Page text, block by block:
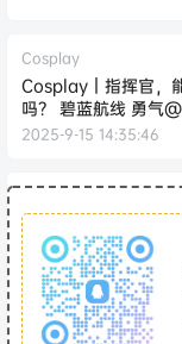
Cosplay
Cosplay｜指挥官，
吗？ 碧蓝航线 勇气
Hana
2025-9-15 14:35:46